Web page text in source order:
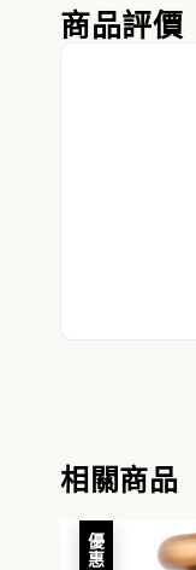
商品評價
相關商品
優惠